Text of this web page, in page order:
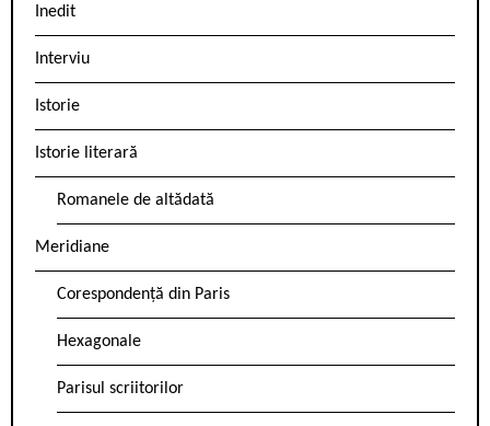
Inedit
Interviu
Istorie
Istorie literară
Romanele de altădată
Meridiane
Corespondență din Paris
Hexagonale
Parisul scriitorilor